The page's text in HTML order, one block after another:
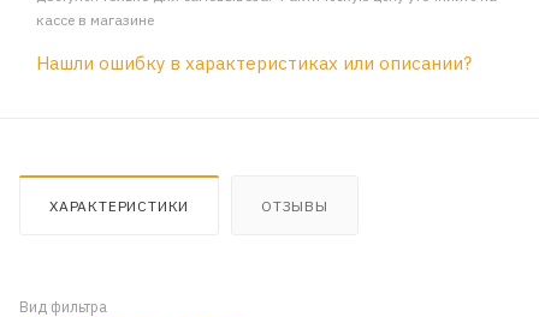
кассе в магазине
Нашли ошибку в характеристиках или описании?
ХАРАКТЕРИСТИКИ ОТЗЫВЫ
Вид фильтра